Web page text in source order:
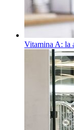
Vitamina A: la